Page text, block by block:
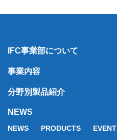
IFC事業部について
事業内容
分野別製品紹介
NEWS
NEWS PRODUCTS EVENT